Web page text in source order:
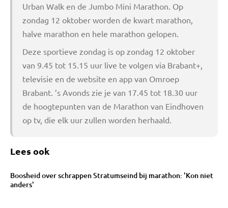
Urban Walk en de Jumbo Mini Marathon. Op
zondag 12 oktober worden de kwart marathon,
halve marathon en hele marathon gelopen.
Deze sportieve zondag is op zondag 12 oktober
van 9.45 tot 15.15 uur live te volgen via Brabant+,
televisie en de website en app van Omroep
Brabant. ’s Avonds zie je van 17.45 tot 18.30 uur
de hoogtepunten van de Marathon van Eindhoven
op tv, die elk uur zullen worden herhaald.
Lees ook
Boosheid over schrappen Stratumseind bij marathon: 'Kon niet
anders'